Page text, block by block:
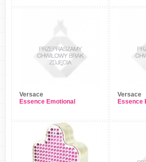
Versace
Essence Emotional
Versace
Essence